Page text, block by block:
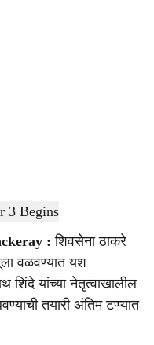
: शिवसेना ठाकरे
वळवण्यात यश
शिंदे यांच्या नेतृत्वाखालील
तयारी अंतिम टप्प्यात